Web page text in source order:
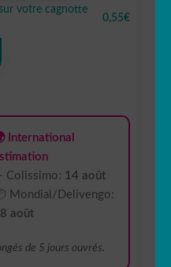
votre cagnotte
0,55€
International
Colissimo: 14 août
Mondial/Delivengo:
août
de 5 jours ouvrés.